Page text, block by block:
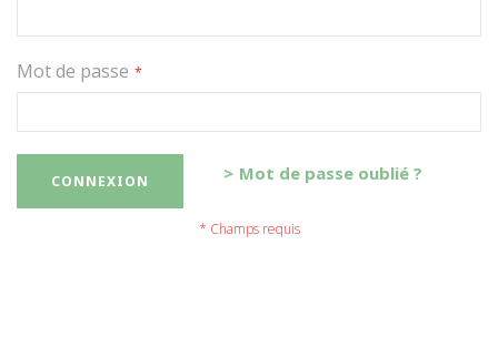
Mot de passe
CONNEXION Mot de passe oublié ?